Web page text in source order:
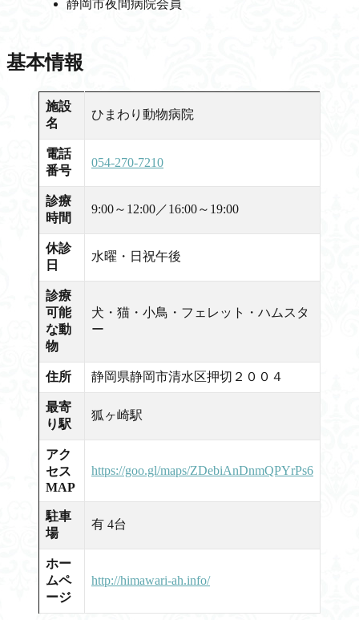
静岡市夜間病院会員
基本情報
施設
名
ひまわり動物病院
電話
番号
054-270-7210
診療
時間
9:00～12:00／16:00～19:00
休診
日
水曜・日祝午後
診療
可能
な動
物
犬・猫・小鳥・フェレット・ハムスタ
ー
住所 静岡県静岡市清水区押切２００４
最寄
り駅
狐ヶ崎駅
アク
セス
MAP
https://goo.gl/maps/ZDebiAnDnmQPYrPs6
駐車
場
有 4台
ホー
ムペ
ージ
http://himawari-ah.info/